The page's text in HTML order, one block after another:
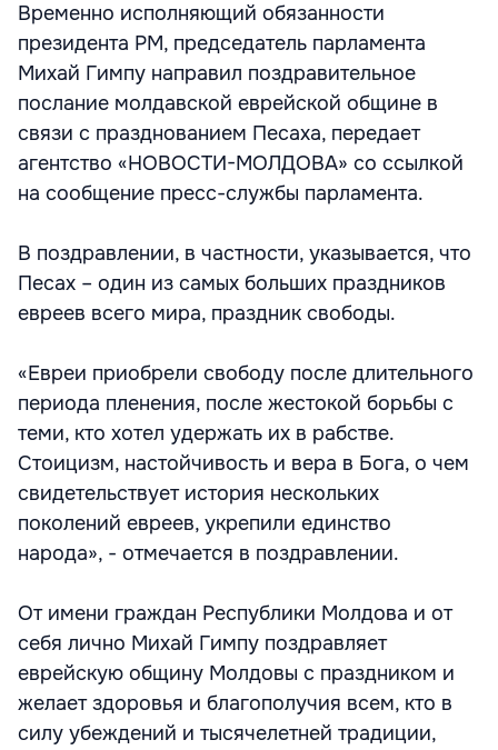
Временно исполняющий обязанности
президента РМ, председатель парламента
Михай Гимпу направил поздравительное
послание молдавской еврейской общине в
связи с празднованием Песаха, передает
агентство «НОВОСТИ-МОЛДОВА» со ссылкой
на сообщение пресс-службы парламента.
В поздравлении, в частности, указывается, что
Песах – один из самых больших праздников
евреев всего мира, праздник свободы.
«Евреи приобрели свободу после длительного
периода пленения, после жестокой борьбы с
теми, кто хотел удержать их в рабстве.
Стоицизм, настойчивость и вера в Бога, о чем
свидетельствует история нескольких
поколений евреев, укрепили единство
народа», - отмечается в поздравлении.
От имени граждан Республики Молдова и от
себя лично Михай Гимпу поздравляет
еврейскую общину Молдовы с праздником и
желает здоровья и благополучия всем, кто в
силу убеждений и тысячелетней традиции,